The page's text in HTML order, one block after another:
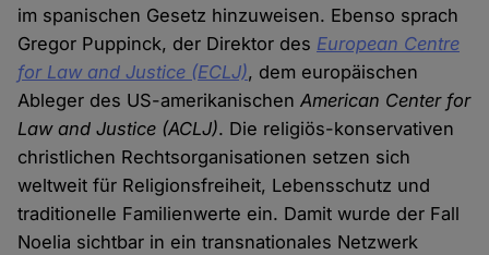
im spanischen Gesetz hinzuweisen. Ebenso sprach
Gregor Puppinck, der Direktor des European Centre
for Law and Justice (ECLJ), dem europäischen
Ableger des US-amerikanischenAmerican Center for
Law and Justice (ACLJ). Die religiös-konservativen
christlichen Rechtsorganisationen setzen sich
weltweit für Religionsfreiheit, Lebensschutz und
traditionelle Familienwerte ein. Damit wurde der Fall
Noelia sichtbar in ein transnationales Netzwerk